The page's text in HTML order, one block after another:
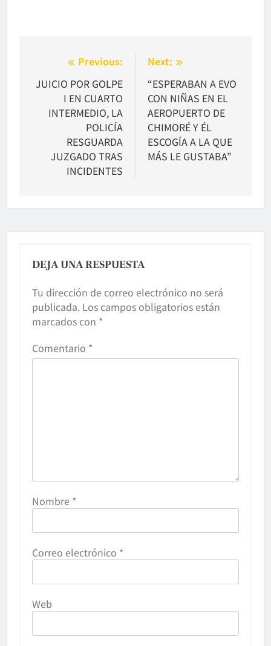
Navegación
de
entradas
Previous:
JUICIO POR GOLPE
I EN CUARTO
INTERMEDIO, LA
POLICÍA
RESGUARDA
JUZGADO TRAS
INCIDENTES
Next:
“ESPERABAN A EVO
CON NIÑAS EN EL
AEROPUERTO DE
CHIMORÉ Y ÉL
ESCOGÍA A LA QUE
MÁS LE GUSTABA”
DEJA UNA RESPUESTA
Tu dirección de correo electrónico no será
publicada. Los campos obligatorios están
marcados con *
Comentario *
Nombre *
Correo electrónico *
Web